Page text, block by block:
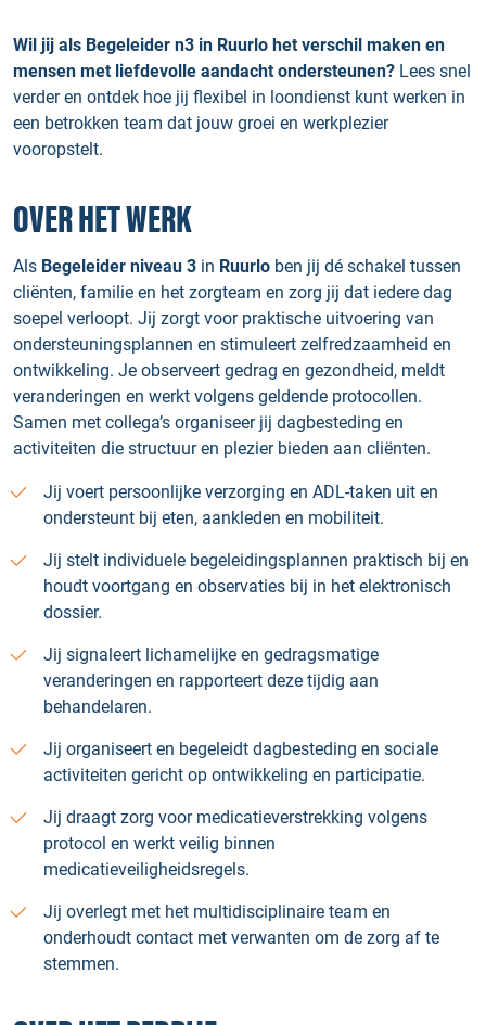
Wil jij als Begeleider n3 in Ruurlo het verschil maken en
mensen met liefdevolle aandacht ondersteunen? Lees snel
verder en ontdek hoe jij flexibel in loondienst kunt werken in
een betrokken team dat jouw groei en werkplezier
vooropstelt.
OVER HET WERK
Als Begeleider niveau 3 in Ruurlo ben jij dé schakel tussen
cliënten, familie en het zorgteam en zorg jij dat iedere dag
soepel verloopt. Jij zorgt voor praktische uitvoering van
ondersteuningsplannen en stimuleert zelfredzaamheid en
ontwikkeling. Je observeert gedrag en gezondheid, meldt
veranderingen en werkt volgens geldende protocollen.
Samen met collega’s organiseer jij dagbesteding en
activiteiten die structuur en plezier bieden aan cliënten.
Jij voert persoonlijke verzorging en ADL-taken uit en
ondersteunt bij eten, aankleden en mobiliteit.
Jij stelt individuele begeleidingsplannen praktisch bij en
houdt voortgang en observaties bij in het elektronisch
dossier.
Jij signaleert lichamelijke en gedragsmatige
veranderingen en rapporteert deze tijdig aan
behandelaren.
Jij organiseert en begeleidt dagbesteding en sociale
activiteiten gericht op ontwikkeling en participatie.
Jij draagt zorg voor medicatieverstrekking volgens
protocol en werkt veilig binnen
medicatieveiligheidsregels.
Jij overlegt met het multidisciplinaire team en
onderhoudt contact met verwanten om de zorg af te
stemmen.